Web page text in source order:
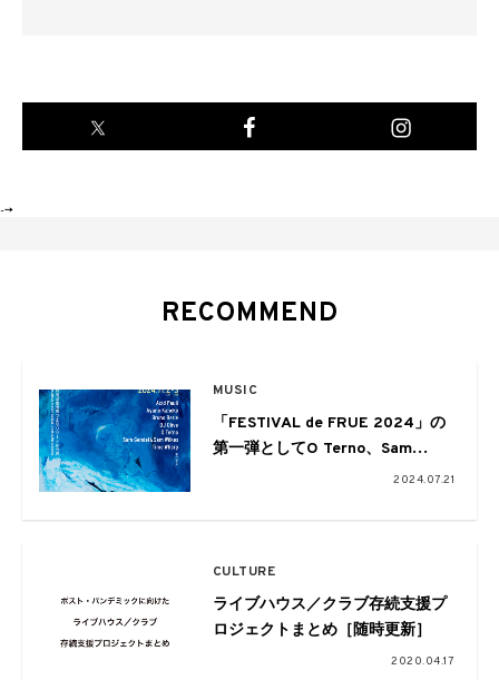
-->
RECOMMEND
MUSIC
「FESTIVAL de FRUE 2024」の
第一弾としてO Terno、Sam
Gendel & Sam Wilkes、DJ
表
2024.07.21
CULTURE
ライブハウス／クラブ存続支援プ
ロジェクトまとめ［随時更新］
2020.04.17